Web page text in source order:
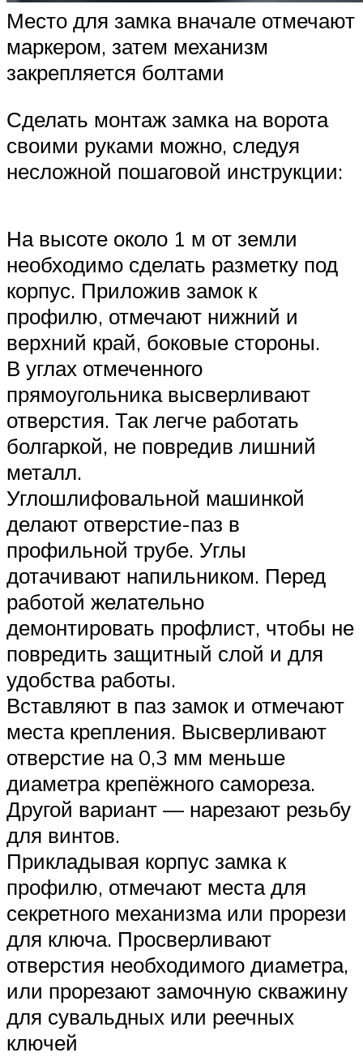
Место для замка вначале отмечают
маркером, затем механизм
закрепляется болтами
Сделать монтаж замка на ворота
своими руками можно, следуя
несложной пошаговой инструкции:
На высоте около 1 м от земли
необходимо сделать разметку под
корпус. Приложив замок к
профилю, отмечают нижний и
верхний край, боковые стороны.
В углах отмеченного
прямоугольника высверливают
отверстия. Так легче работать
болгаркой, не повредив лишний
металл.
Углошлифовальной машинкой
делают отверстие-паз в
профильной трубе. Углы
дотачивают напильником. Перед
работой желательно
демонтировать профлист, чтобы не
повредить защитный слой и для
удобства работы.
Вставляют в паз замок и отмечают
места крепления. Высверливают
отверстие на 0,3 мм меньше
диаметра крепёжного самореза.
Другой вариант — нарезают резьбу
для винтов.
Прикладывая корпус замка к
профилю, отмечают места для
секретного механизма или прорези
для ключа. Просверливают
отверстия необходимого диаметра,
или прорезают замочную скважину
для сувальдных или реечных
ключей